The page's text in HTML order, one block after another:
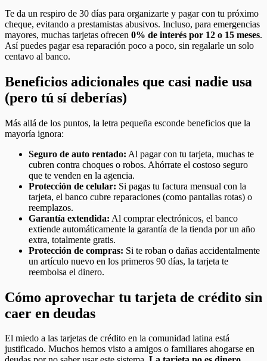
Te da un respiro de 30 días para organizarte y pagar con tu próximo
cheque, evitando a prestamistas abusivos. Incluso, para emergencias
mayores, muchas tarjetas ofrecen 0% de interés por 12 o 15 meses.
Así puedes pagar esa reparación poco a poco, sin regalarle un solo
centavo al banco.
Beneficios adicionales que casi nadie usa
(pero tú sí deberías)
Más allá de los puntos, la letra pequeña esconde beneficios que la
mayoría ignora:
Seguro de auto rentado: Al pagar con tu tarjeta, muchas te
cubren contra choques o robos. Ahórrate el costoso seguro
que te venden en la agencia.
Protección de celular: Si pagas tu factura mensual con la
tarjeta, el banco cubre reparaciones (como pantallas rotas) o
reemplazos.
Garantía extendida: Al comprar electrónicos, el banco
extiende automáticamente la garantía de la tienda por un año
extra, totalmente gratis.
Protección de compras: Si te roban o dañas accidentalmente
un artículo nuevo en los primeros 90 días, la tarjeta te
reembolsa el dinero.
Cómo aprovechar tu tarjeta de crédito sin
caer en deudas
El miedo a las tarjetas de crédito en la comunidad latina está
justificado. Muchos hemos visto a amigos o familiares ahogarse en